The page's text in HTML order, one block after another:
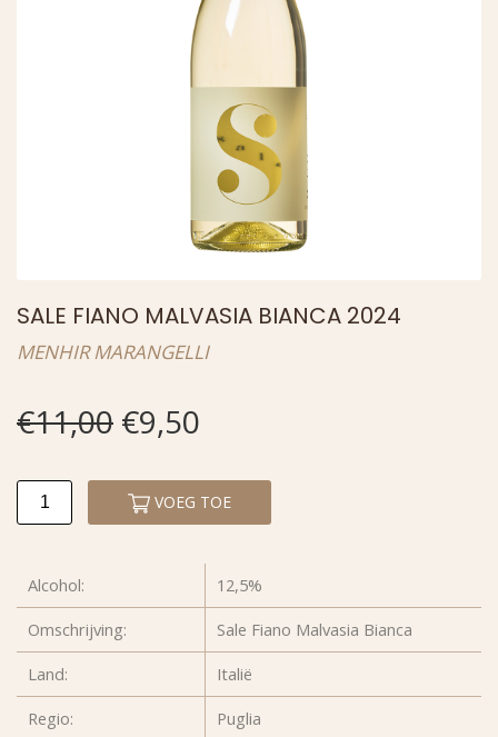
SALE FIANO MALVASIA BIANCA 2024
MENHIR MARANGELLI
€11,00 €9,50
VOEG TOE
Alcohol:
12,5%
Omschrijving:
Sale Fiano Malvasia Bianca
Land:
Italië
Regio:
Puglia